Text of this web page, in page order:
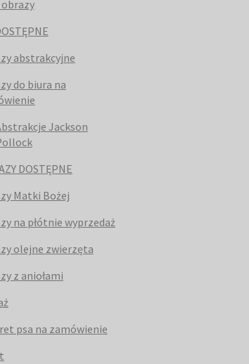
obrazy
abstrakcyjne
do biura na
Jackson
DOSTĘPNE
Matki Bożej
na płótnie wyprzedaż
olejne zwierzęta
z aniołami
psa na zamówienie